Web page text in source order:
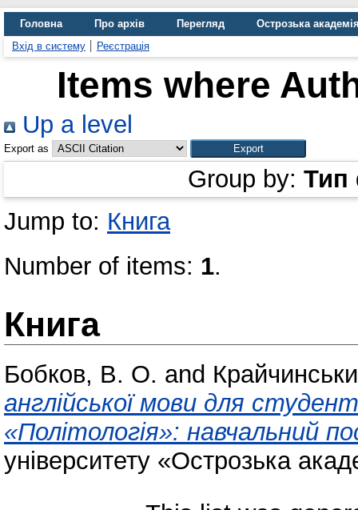
Головна Про архів Перегляд
Острозька
Вхід в систему
Реєстрація
Items where
Up a level
Export as
Group by: Тип
Jump to: Книга
Number of items: 1.
Книга
Бобков, В. О. and
англійської мови для
«Політологія»: навчальний
університету «Острозька